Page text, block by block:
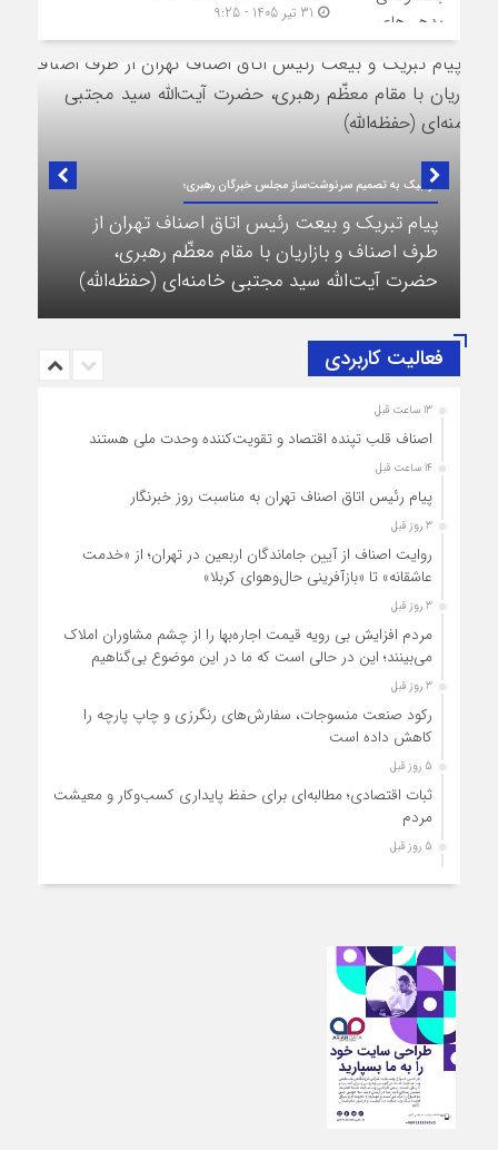
در لبیک به تصمیم سرنوشت‌ساز مجلس خبرگان رهبری؛
پیام تبریک و بیعت رئیس اتاق اصناف تهران از
طرف اصناف و بازاریان با مقام معظّم رهبری،
حضرت آیت‌الله سید مجتبی خامنه‌ای (حفظه‌الله)
فعالیت کاربردی
13 ساعت قبل
اصناف قلب تپنده اقتصاد و تقویت‌کننده وحدت ملی هستند
14 ساعت قبل
پیام رئیس اتاق اصناف تهران به مناسبت روز خبرنگار
3 روز قبل
روایت اصناف از آیین جاماندگان اربعین در تهران؛ از «خدمت
عاشقانه» تا «بازآفرینی حال‌وهوای کربلا»
3 روز قبل
مردم افزایش بی رویه قیمت اجاره‌بها را از چشم مشاوران املاک
می‌بینند؛ این در حالی است که ما در این موضوع بی‌گناهیم
3 روز قبل
رکود صنعت منسوجات، سفارش‌های رنگرزی و چاپ پارچه را
کاهش داده است
5 روز قبل
ثبات اقتصادی؛ مطالبه‌ای برای حفظ پایداری کسب‌وکار و معیشت
مردم
5 روز قبل
آمادگی دولت برای واگذاری اختیارات بازار به اصناف/ تأکید بر نقش
کالابرگ در حمایت از معیشت
5 روز قبل
مشکلات صنف تأمین مواد اولیه باکیفیت و نوسازی تجهیزات و
آموزش‌های تخصصی و فنی است
تعامل مالیاتی با اصناف برای رفع چالش‌های اجرایی